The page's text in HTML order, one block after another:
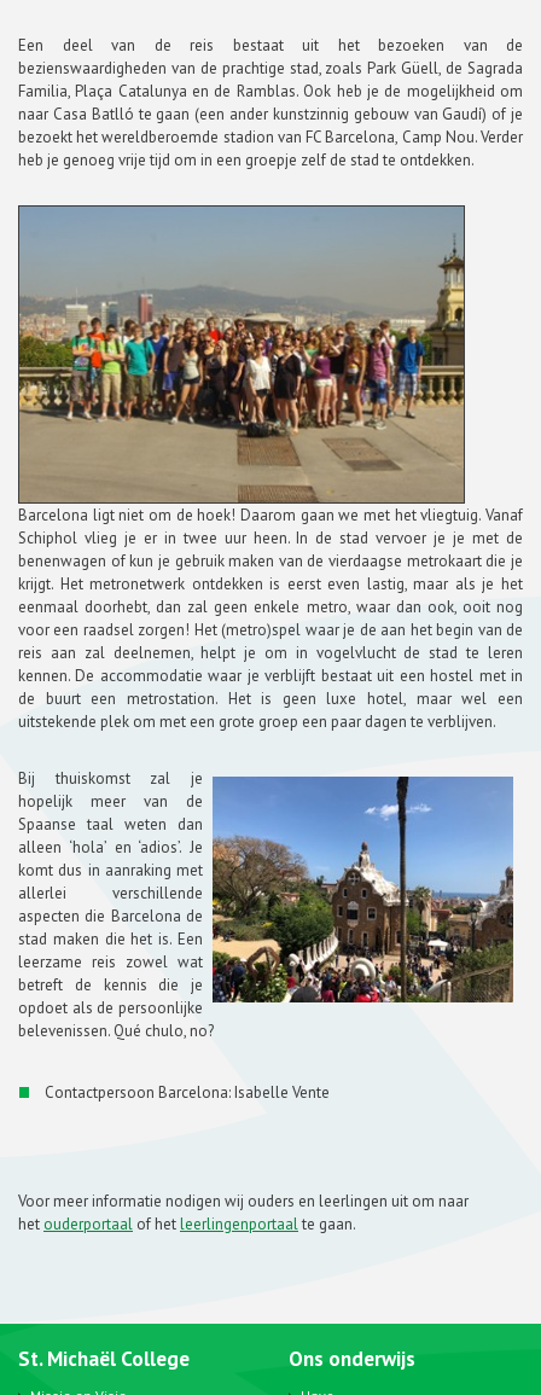
Een deel van de reis bestaat uit het bezoeken van de
bezienswaardigheden van de prachtige stad, zoals Park Güell, de Sagrada
Familia, Plaça Catalunya en de Ramblas. Ook heb je de mogelijkheid om
naar Casa Batlló te gaan (een ander kunstzinnig gebouw van Gaudí) of je
bezoekt het wereldberoemde stadion van FC Barcelona, Camp Nou. Verder
heb je genoeg vrije tijd om in een groepje zelf de stad te ontdekken.
Barcelona ligt niet om de hoek! Daarom gaan we met het vliegtuig. Vanaf
Schiphol vlieg je er in twee uur heen. In de stad vervoer je je met de
benenwagen of kun je gebruik maken van de vierdaagse metrokaart die je
krijgt. Het metronetwerk ontdekken is eerst even lastig, maar als je het
eenmaal doorhebt, dan zal geen enkele metro, waar dan ook, ooit nog
voor een raadsel zorgen! Het (metro)spel waar je de aan het begin van de
reis aan zal deelnemen, helpt je om in vogelvlucht de stad te leren
kennen. De accommodatie waar je verblijft bestaat uit een hostel met in
de buurt een metrostation. Het is geen luxe hotel, maar wel een
uitstekende plek om met een grote groep een paar dagen te verblijven.
Bij thuiskomst zal je
hopelijk meer van de
Spaanse taal weten dan
alleen ‘hola’ en ‘adios’. Je
komt dus in aanraking met
allerlei verschillende
aspecten die Barcelona de
stad maken die het is. Een
leerzame reis zowel wat
betreft de kennis die je
opdoet als de persoonlijke
belevenissen. Qué chulo, no?
Contactpersoon Barcelona: Isabelle Vente
Voor meer informatie nodigen wij ouders en leerlingen uit om naar
het ouderportaal of hetleerlingenportaalte gaan.
St. Michaël College Ons onderwijs